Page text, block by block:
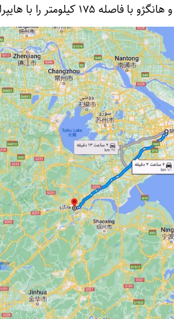
هایپرلوپ به یکدیگر متصل کند.